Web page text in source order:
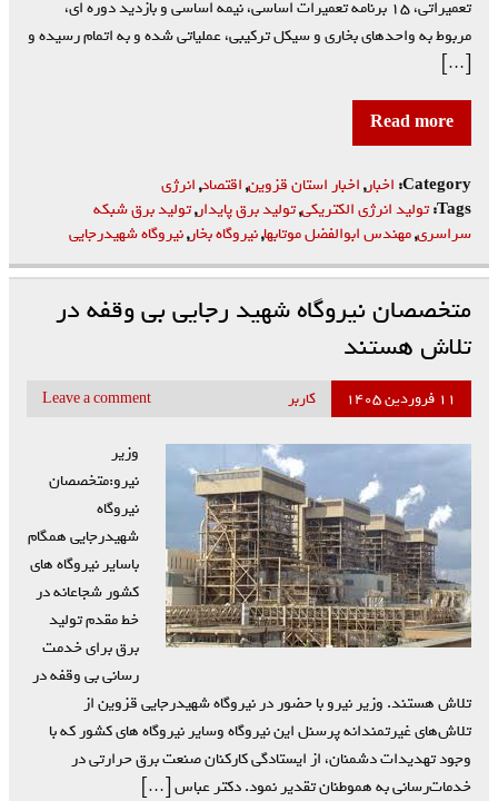
تعمیراتی، ۱۵ برنامه تعمیرات اساسی، نیمه اساسی و بازدید دوره ای،
مربوط به واحدهای بخاری و سیکل ترکیبی، عملیاتی شده و به اتمام رسیده و
[…]
Read more
Category: اخبار,اخبار استان قزوین,اقتصاد,انرژی
Tags: تولید انرژی الکتریکی,تولید برق پایدار,تولید برق شبکه
سراسری,مهندس ابوالفضل موتابها,نیروگاه بخار,نیروگاه شهیدرجایی
متخصصان نیروگاه شهید رجایی بی وقفه در
تلاش هستند
۱۱ فروردین ۱۴۰۵ کاربر Leave a comment
وزیر
نیرو:متخصصان
نیروگاه‌
شهیدرجایی همگام
باسایر نیروگاه های
کشور شجاعانه در
خط مقدم تولید
برق برای خدمت
رسانی بی وقفه در
تلاش هستند. وزیر نیرو با حضور در نیروگاه شهیدرجایی قزوین از
تلاش‌های غیرتمندانه پرسنل این نیروگاه وسایر نیروگاه های کشور که با
وجود تهدیدات دشمنان، از ایستادگی کارکنان صنعت برق حرارتی در
خدمات‌رسانی به هموطنان تقدیر نمود. دکتر عباس […]